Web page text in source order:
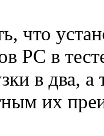
что
PC в
в два, а
их